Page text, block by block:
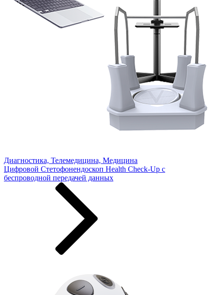
Диагностика, Телемедицина, Медицина
Цифровой Стетофонендоскоп Health Check-Up с
беспроводной передачей данных